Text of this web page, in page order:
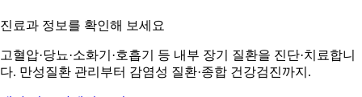
진료과 정보를 확인해 보세요
고혈압·당뇨·소화기·호흡기 등 내부 장기 질환을 진단·치료합니
다. 만성질환 관리부터 감염성 질환·종합 건강검진까지.